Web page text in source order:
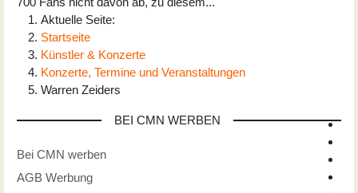
Aktuelle Seite:
Startseite
Künstler & Konzerte
Konzerte, Termine und Veranstaltungen
Warren Zeiders
BEI CMN WERBEN
Bei CMN werben
AGB Werbung